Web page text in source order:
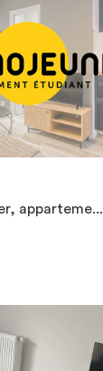
apparteme...